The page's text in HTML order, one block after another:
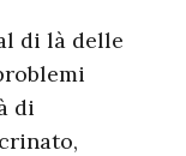
di là delle
di